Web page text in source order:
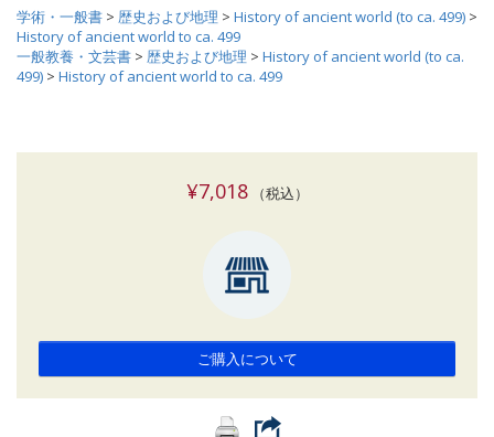
学術・一般書 > 歴史および地理 > History of ancient world (to ca. 499) >
History of ancient world to ca. 499
一般教養・文芸書 > 歴史および地理 > History of ancient world (to ca.
499) > History of ancient world to ca. 499
¥7,018（税込）
ご購入について